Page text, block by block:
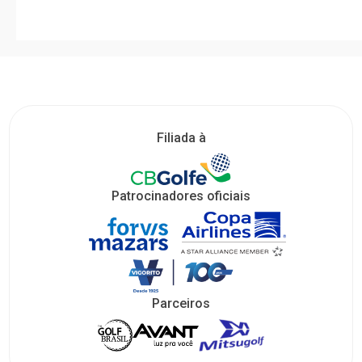
Filiada à
Patrocinadores oficiais
Parceiros